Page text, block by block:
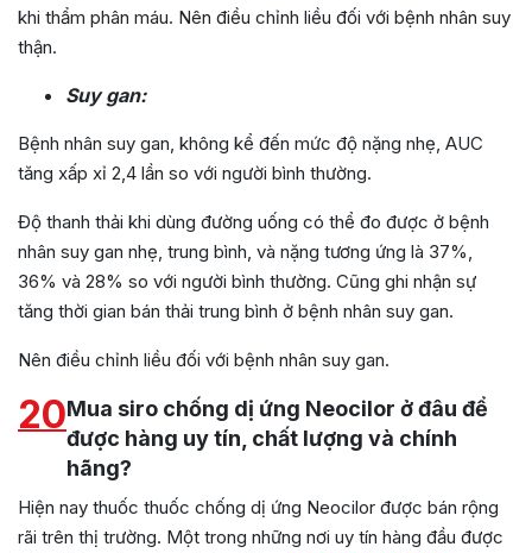
khi thẩm phân máu. Nên điều chỉnh liều đối với bệnh nhân suy
thận.
Suy gan:
Bệnh nhân suy gan, không kể đến mức độ nặng nhẹ, AUC
tăng xấp xỉ 2,4 lần so với người bình thường.
Độ thanh thải khi dùng đường uống có thể đo được ở bệnh
nhân suy gan nhẹ, trung bình, và nặng tương ứng là 37%,
36% và 28% so với người bình thường. Cũng ghi nhận sự
tăng thời gian bán thải trung bình ở bệnh nhân suy gan.
Nên điều chỉnh liều đối với bệnh nhân suy gan.
20Mua siro chống dị ứng Neocilor ở đâu để
được hàng uy tín, chất lượng và chính
hãng?
Hiện nay thuốc thuốc chống dị ứng Neocilor được bán rộng
rãi trên thị trường. Một trong những nơi uy tín hàng đầu được